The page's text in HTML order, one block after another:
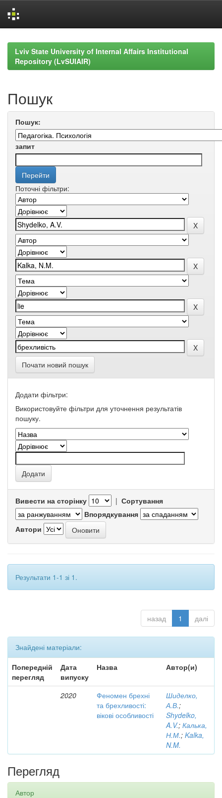
navigationLviv State University of Internal Affairs Institutional
Repository (LvSUIAIR)
Пошук
Пошук:
запит
Поточні фільтри:
Почати новий пошук
Додати фільтри:
Використовуйте фільтри для уточнення результатів
пошуку.
Вивести на сторінку | Сортування
Впорядкування
Автори
Результати 1-1 зі 1.
назад 1 далі
Знайдені матеріали:
Попередній
перегляд
Дата
випуску
Назва Автор(и)
2020
Феномен брехні
та брехливості:
вікові особливості
Шиделко,
А.В.;
Shydelko,
A.V.; Калька,
Н.М.; Kalka,
N.M.
Перегляд
Автор